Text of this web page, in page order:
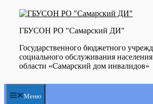
Перейти
содержимому
ГБУСОН РО "Самарский ДИ"
Государственного бюджетного
социального обслуживания
области «Самарский дом инвалидов»
Меню